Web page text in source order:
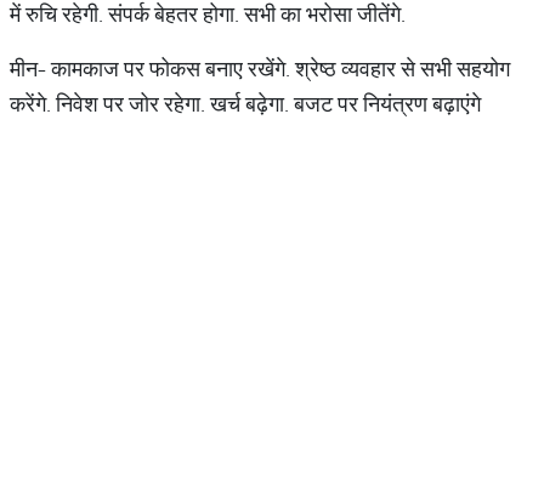
में रुचि रहेगी. संपर्क बेहतर होगा. सभी का भरोसा जीतेंगे.
मीन- कामकाज पर फोकस बनाए रखेंगे. श्रेष्ठ व्यवहार से सभी सहयोग
करेंगे. निवेश पर जोर रहेगा. खर्च बढ़ेगा. बजट पर नियंत्रण बढ़ाएंगे